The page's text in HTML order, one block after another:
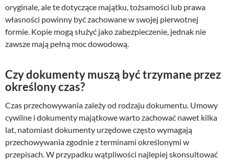
oryginale, ale te dotyczące majątku, tożsamości lub prawa
własności powinny być zachowane w swojej pierwotnej
formie. Kopie mogą służyć jako zabezpieczenie, jednak nie
zawsze mają pełną moc dowodową.
Czy dokumenty muszą być trzymane przez
określony czas?
Czas przechowywania zależy od rodzaju dokumentu. Umowy
cywilne i dokumenty majątkowe warto zachować nawet kilka
lat, natomiast dokumenty urzędowe często wymagają
przechowywania zgodnie z terminami określonymi w
przepisach. W przypadku wątpliwości najlepiej skonsultować